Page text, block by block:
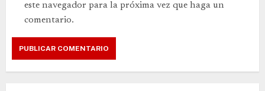
este navegador para la próxima vez que haga un
comentario.